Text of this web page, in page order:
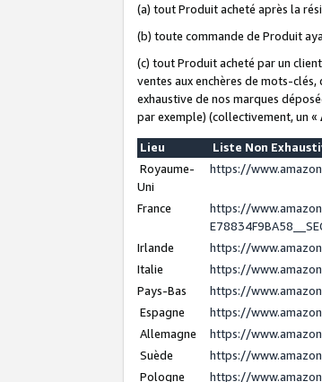
(a) tout Produit acheté après la
(b) toute commande de Produit
(c) tout Produit acheté par un
ventes aux enchères de mots-
exhaustive de nos marques
par exemple) (collectivement, un «
Lieu
Liste Non
Royaume-
Uni
https://
France
https://
Irlande
https://
Italie
https://
Pays-Bas
https://
Espagne
https://
Allemagne
https://
Suède
https://
Pologne
https://